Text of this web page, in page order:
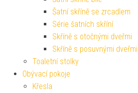
Šatní skříně se zrcadlem
Série šatních skříní
Skříně s otočnými dveřmi
Skříně s posuvnými dveřmi
Toaletní stolky
Obývací pokoje
Křesla